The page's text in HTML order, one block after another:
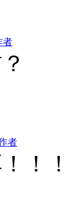
者
者
！！